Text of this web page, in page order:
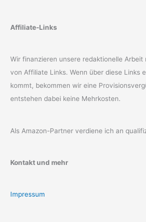
Affiliate-Links
Wir finanzieren unsere redaktionelle Arbeit
von Affiliate Links. Wenn über diese Links
kommt, bekommen wir eine
entstehen dabei keine Mehrkosten.
Als Amazon-Partner verdiene ich an
Kontakt und mehr
Impressum